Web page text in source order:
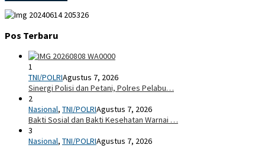
Pos Terbaru
1
TNI/POLRIAgustus 7, 2026
Sinergi Polisi dan Petani, Polres Pelabu…
2
Nasional, TNI/POLRIAgustus 7, 2026
Bakti Sosial dan Bakti Kesehatan Warnai …
3
Nasional, TNI/POLRIAgustus 7, 2026